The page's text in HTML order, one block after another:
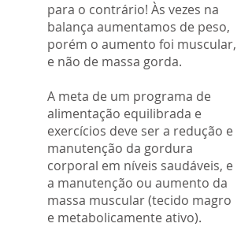
para o contrário! Às vezes na
balança aumentamos de peso,
porém o aumento foi muscular,
e não de massa gorda.
A meta de um programa de
alimentação equilibrada e
exercícios deve ser a redução e
manutenção da gordura
corporal em níveis saudáveis, e
a manutenção ou aumento da
massa muscular (tecido magro
e metabolicamente ativo).